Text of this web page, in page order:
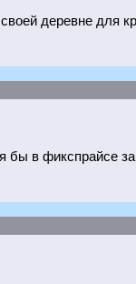
деревне для
в фикспрайсе